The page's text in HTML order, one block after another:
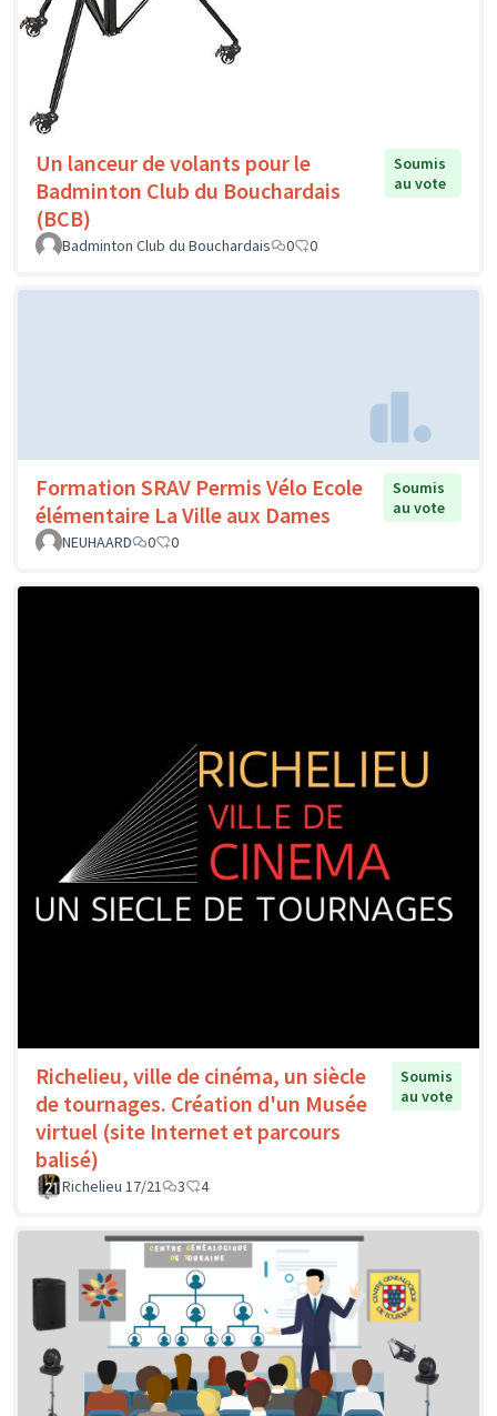
Un lanceur de volants pour le
Badminton Club du Bouchardais
(BCB)
Soumis
au vote
Badminton Club du Bouchardais 0 0
Formation SRAV Permis Vélo Ecole
élémentaire La Ville aux Dames
Soumis
au vote
NEUHAARD
0 0
Richelieu, ville de cinéma, un siècle
de tournages. Création d'un Musée
virtuel (site Internet et parcours
balisé)
Soumis
au vote
Richelieu 17/21 3 4